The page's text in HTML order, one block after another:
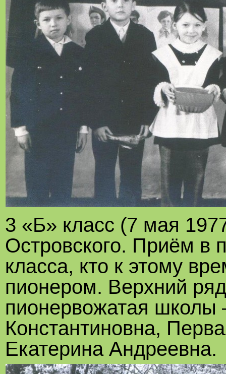
3 «Б» класс (7 мая
Островского. Приём в
класса, кто к этому
пионером. Верхний
пионервожатая школы
Константиновна,
Екатерина Андреевна.